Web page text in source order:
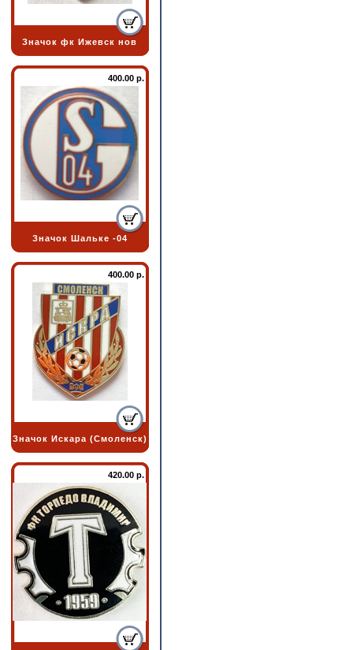
Значок фк Ижевск нов
400.00 р.
Значок Шальке -04
400.00 р.
Значок Искара (Смоленск)
420.00 р.